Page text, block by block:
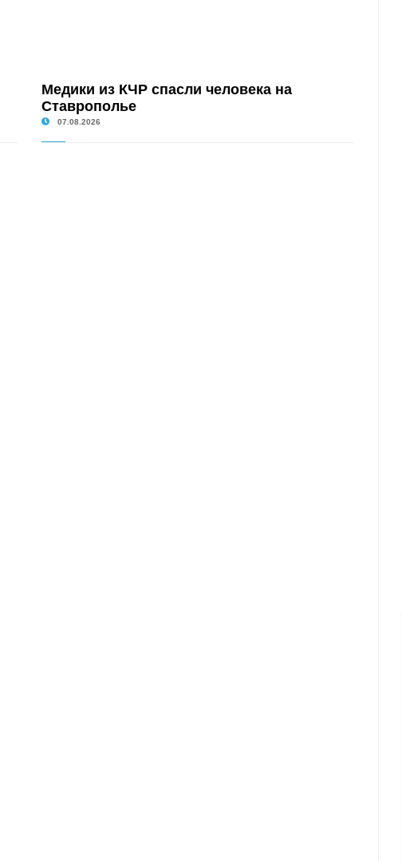
Медики из КЧР спасли человека на
Ставрополье
07.08.2026